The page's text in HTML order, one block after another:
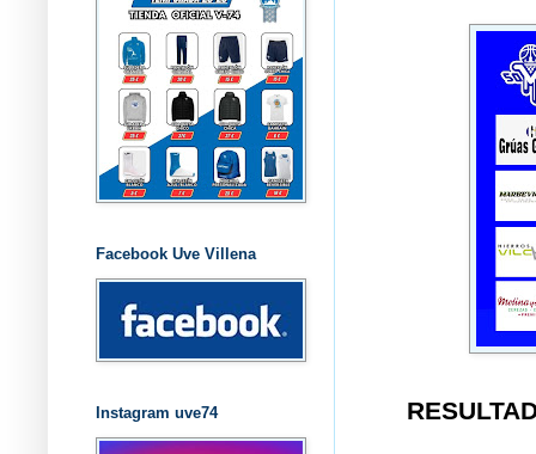
Facebook Uve Villena
Instagram uve74